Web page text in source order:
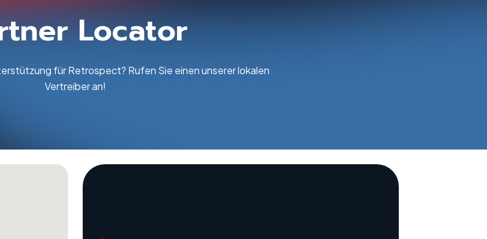
Locator
für Retrospect? Rufen Sie einen unserer lokalen
Vertreiber an!